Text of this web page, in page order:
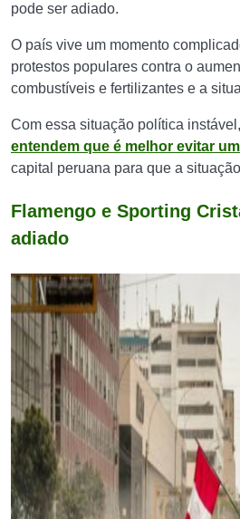
pode ser adiado.
O país vive um momento
protestos populares contra o
combustíveis e fertilizantes e a
Com essa situação política instável,
entendem que é melhor evitar
capital peruana para que a
Flamengo e Sporting
adiado